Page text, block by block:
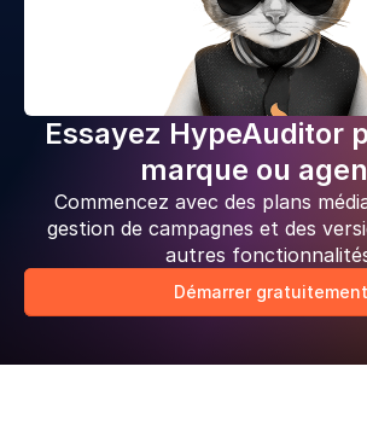
Essayez HypeAuditor
marque ou
Commencez avec des plans
gestion de campagnes et des
autres
Démarrer gratuitement